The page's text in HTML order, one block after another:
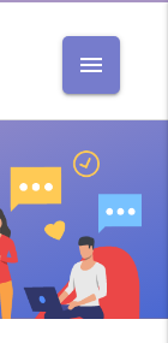
menu